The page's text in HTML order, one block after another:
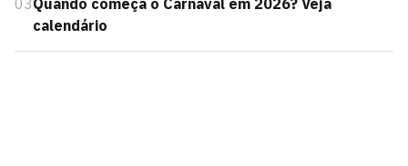
03Quando começa o Carnaval em 2026? Veja
calendário